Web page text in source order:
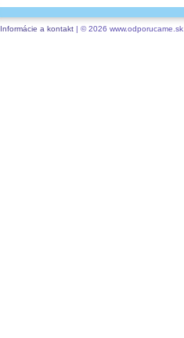
Informácie a kontakt| © 2026